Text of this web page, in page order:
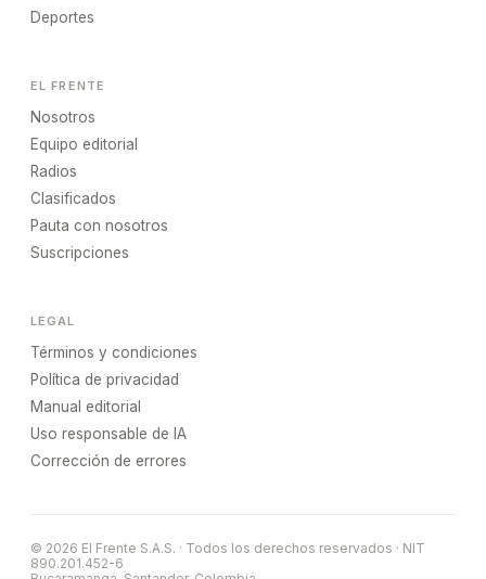
Deportes
EL FRENTE
Nosotros
Equipo editorial
Radios
Clasificados
Pauta con nosotros
Suscripciones
LEGAL
Términos y condiciones
Política de privacidad
Manual editorial
Uso responsable de IA
Corrección de errores
© 2026 El Frente S.A.S. · Todos los derechos reservados · NIT
890.201.452-6